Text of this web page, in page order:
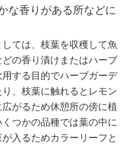
な香りがある所などに
ては、枝葉を収穫して魚
の香り漬けまたはハーブ
する目的でハーブガーデ
、枝葉に触れるとレモン
がるため休憩所の傍に植
くつかの品種では葉の中に
入るためカラーリーフと